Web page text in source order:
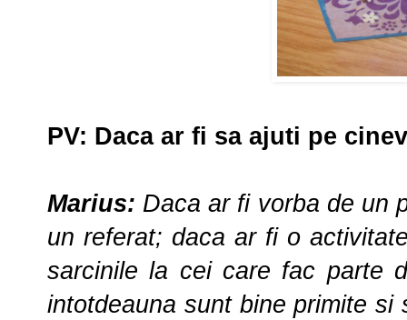
PV: Daca ar fi sa ajuti pe
Marius: Daca ar fi vorba de un
un referat; daca ar fi o
sarcinile la cei care fac parte
intotdeauna sunt bine primite